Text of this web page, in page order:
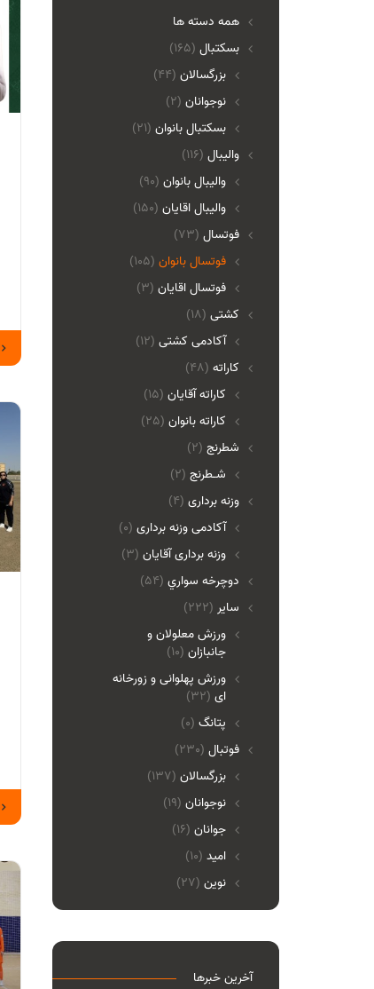
همه دسته ها
(165) بسکتبال
بزرگسالان (44)
نوجوانان (2)
بسکتبال بانوان (21)
(116) والیبال
واليبال بانوان (90)
واليبال اقايان (150)
(73) فوتسال
فوتسال بانوان (105)
فوتسال اقايان (3)
(18) کشتی
آکادمی کشتی (12)
(48) کاراته
کاراته آقایان (15)
کاراته بانوان (25)
(2) شطرنج
شـطرنج (2)
(4) وزنه برداری
آکادمی وزنه برداری (0)
وزنه برداری آقایان (3)
(54) دوچرخه سواري
(222) ساير
ورزش معلولان و
جانبازان (10)
ورزش پهلوانی و زورخانه
ای (32)
پتانگ (0)
(230) فوتبال
بزرگسالان (137)
نوجوانان (19)
جوانان (16)
امید (10)
نوین (27)
آخرین خبرها